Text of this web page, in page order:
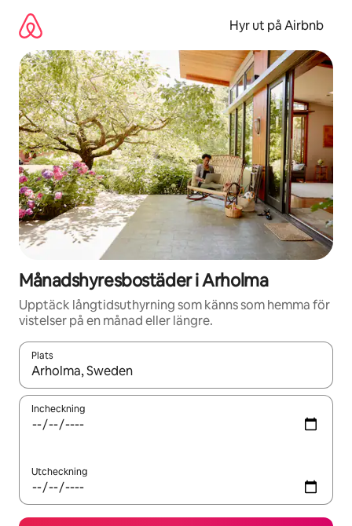
innehåll
Hyr ut på Airbnb
Månadshyresbostäder i Arholma
Upptäck långtidsuthyrning som känns som hemma för
vistelser på en månad eller längre.
Plats
När resultaten är tillgängliga kan du navigera med upp- och
Incheckning
Utcheckning